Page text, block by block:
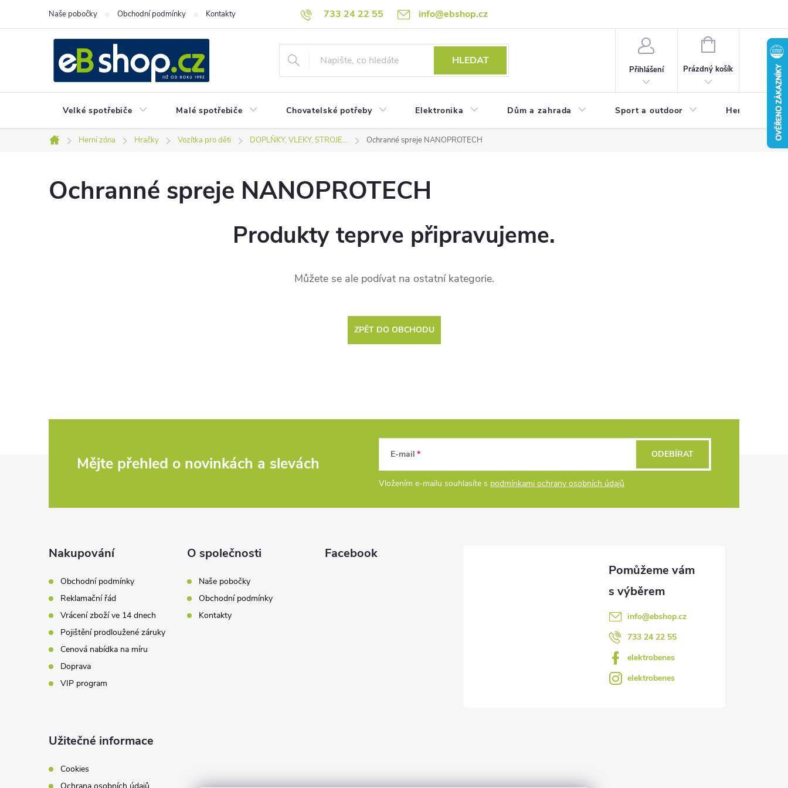
733 24 22 55 info@ebshop.cz
Naše pobočky Obchodní podmínky Kontakty
HLEDAT
Přihlášení
NÁKUPNÍ
Prázdný košík
Velké spotřebiče Malé spotřebiče Chovatelské potřeby Elektronika Dům a zahrada Sport a outdoor Herní zóna
Domů
Herní zóna Hračky Vozítka pro děti DOPLŇKY, VLEKY, STROJE... Ochranné spreje NANOPROTECH
Ochranné spreje NANOPROTECH
Produkty teprve připravujeme.
Můžete se ale podívat na ostatní kategorie.
ZPĚT DO OBCHODU
Mějte přehled o novinkách a slevách E-mail
Vložením e-mailu souhlasíte s podmínkami ochrany osobních údajů
ODEBÍRAT
Nakupování
Obchodní podmínky
Reklamační řád
Vrácení zboží ve 14 dnech
Pojištění prodloužené záruky
Cenová nabídka na míru
Doprava
VIP program
O společnosti
Naše pobočky
Obchodní podmínky
Kontakty
Facebook
info@ebshop.cz
733 24 22 55
elektrobenes
elektrobenes
Užitečné informace
Cookies